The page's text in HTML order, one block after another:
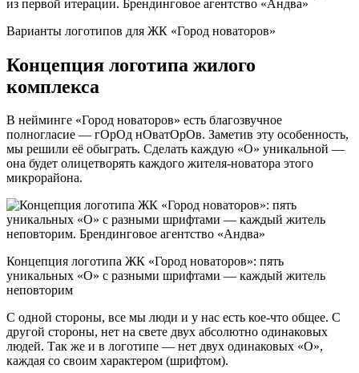
Варианты логотипов для ЖК «Город новаторов»
Концепция логотипа жилого
комплекса
В нейминге «Город новаторов» есть благозвучное
полногласие — гОрОд нОватОрОв. Заметив эту особенность,
мы решили её обыграть. Сделать каждую «О» уникальной —
она будет олицетворять каждого жителя-новатора этого
микрорайона.
Концепция логотипа ЖК «Город новаторов»: пять
уникальных «О» с разными шрифтами — каждый житель
неповторим
С одной стороны, все мы люди и у нас есть кое-что общее. С
другой стороны, нет на свете двух абсолютно одинаковых
людей. Так же и в логотипе — нет двух одинаковых «О»,
каждая со своим характером (шрифтом).